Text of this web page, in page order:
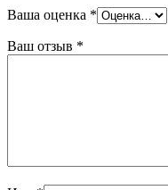
Ваша оценка *
Ваш отзыв *